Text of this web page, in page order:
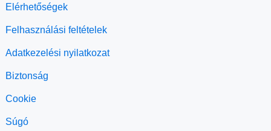
Elérhetőségek
Felhasználási feltételek
Adatkezelési nyilatkozat
Biztonság
Cookie
Súgó